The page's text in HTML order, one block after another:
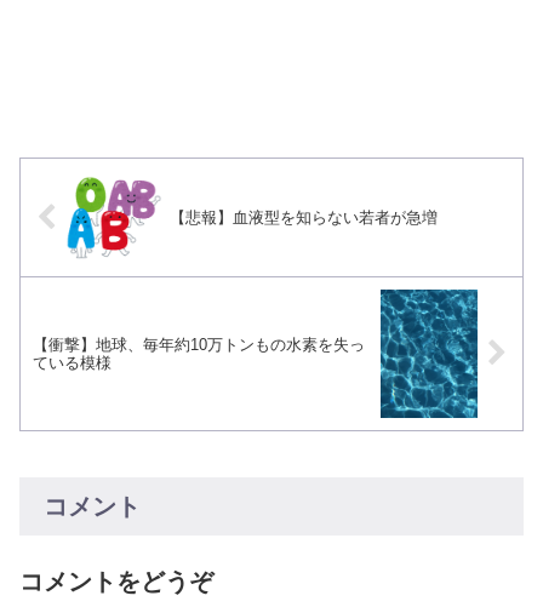
【悲報】血液型を知らない若者が急増
【衝撃】地球、毎年約10万トンもの水素を失っ
ている模様
コメント
コメントをどうぞ